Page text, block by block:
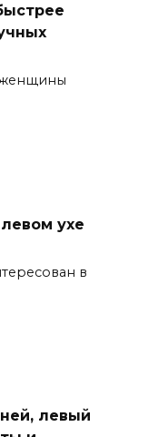
женщины
ухе
в
левый